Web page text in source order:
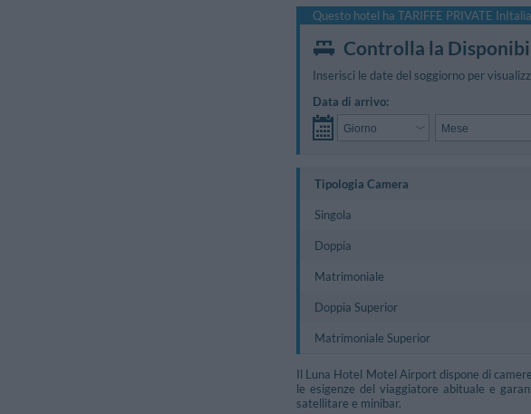
Questo hotel ha TARIFFE PRIVATE
Controlla la
Inserisci le date del soggiorno per
Data di arrivo:
Tipologia Camera
Singola
Doppia
Matrimoniale
Doppia Superior
Matrimoniale Superior
Il Luna Hotel Motel Airport dispone di
le esigenze del viaggiatore abituale e
satellitare e minibar.